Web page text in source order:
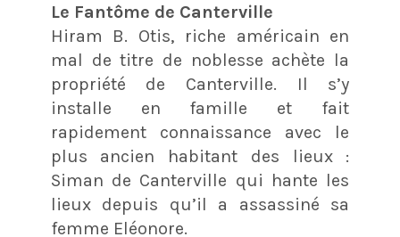
Le Fantôme de Canterville
Hiram B. Otis, riche américain en
mal de titre de noblesse achète la
propriété de Canterville. Il s’y
installe en famille et fait
rapidement connaissance avec le
plus ancien habitant des lieux :
Siman de Canterville qui hante les
lieux depuis qu’il a assassiné sa
femme Eléonore.